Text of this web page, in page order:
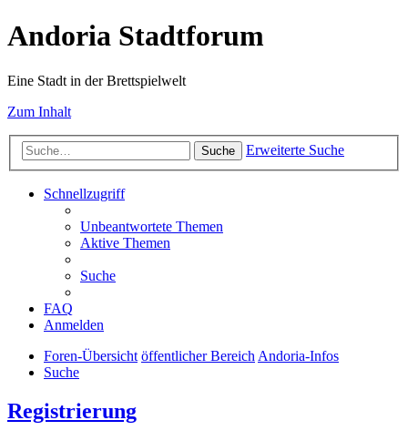
Andoria Stadtforum
Eine Stadt in der Brettspielwelt
Zum Inhalt
Suche Erweiterte Suche
Schnellzugriff
Unbeantwortete Themen
Aktive Themen
Suche
FAQ
Anmelden
Foren-Übersicht öffentlicher BereichAndoria-Infos
Suche
Registrierung